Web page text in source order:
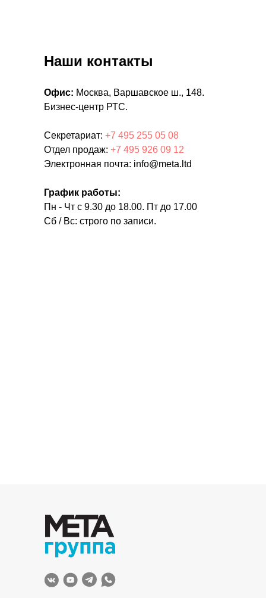
Офис: Москва, Варшавское ш., 148.
Бизнес-центр РТС.
Секретариат: +7 495 255 05 08
Отдел продаж: +7 495 926 09 12
Электронная почта: info@meta.ltd
График работы:
Пн - Чт с 9.30 до 18.00. Пт до 17.00
Сб / Вс: строго по записи.
Наши контакты